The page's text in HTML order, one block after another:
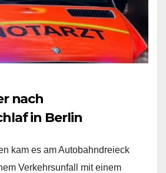
nach
in Berlin
kam es am Autobahndreieck
Verkehrsunfall mit einem